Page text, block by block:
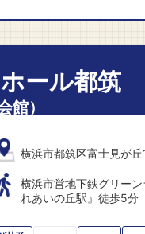
ール都筑
館）
横浜市都筑区富士見が
横浜市営地下鉄グリー
れあいの丘駅』徒歩5分